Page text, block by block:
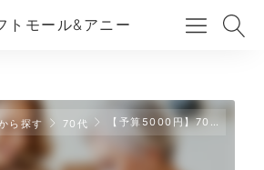
モール&アニー
ら探す 70代 【予算5000円】70代女性がもらって嬉しいプレゼント10選！選び方のコツも紹介